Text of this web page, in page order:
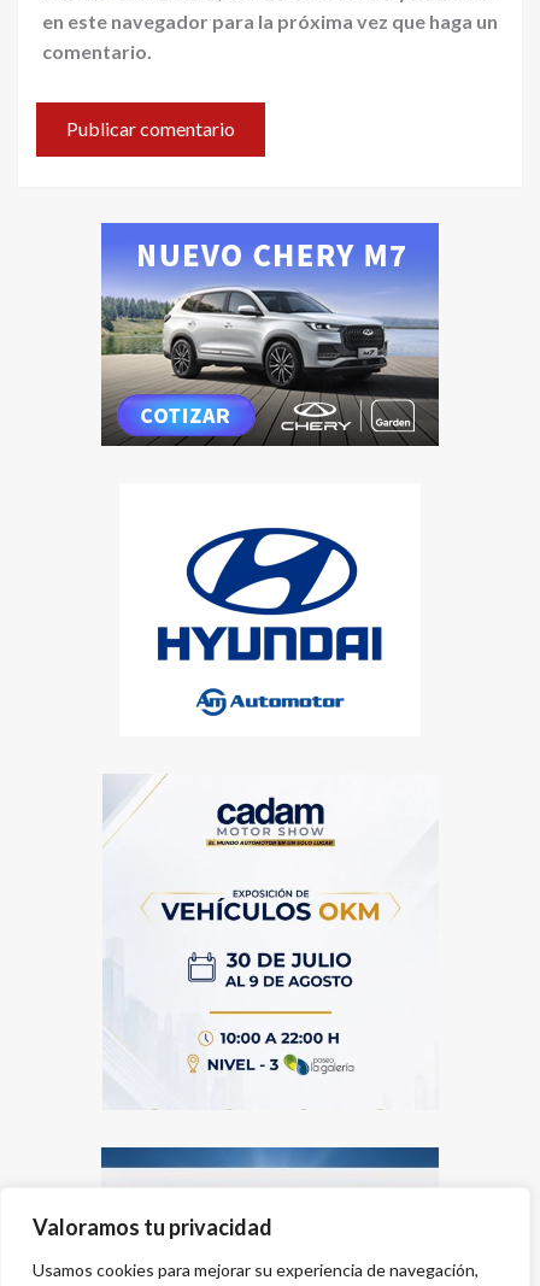
Valoramos tu privacidad
Usamos cookies para mejorar su experiencia de navegación,
en este navegador para la próxima vez que haga un
comentario.